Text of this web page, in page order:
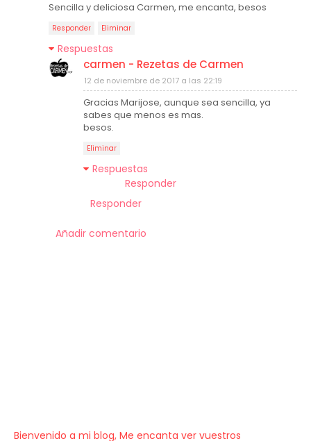
Sencilla y deliciosa Carmen, me encanta, besos
Responder Eliminar
Respuestas
carmen - Rezetas de Carmen
12 de noviembre de 2017 a las 22:19
Gracias Marijose, aunque sea sencilla, ya
sabes que menos es mas.
besos.
Eliminar
Respuestas
Responder
Responder
Añadir comentario
Bienvenido a mi blog, Me encanta ver vuestros